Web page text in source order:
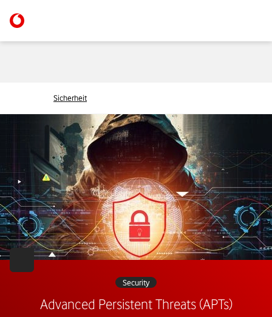
Sicherheit
Security
Advanced Persistent Threats (APTs)